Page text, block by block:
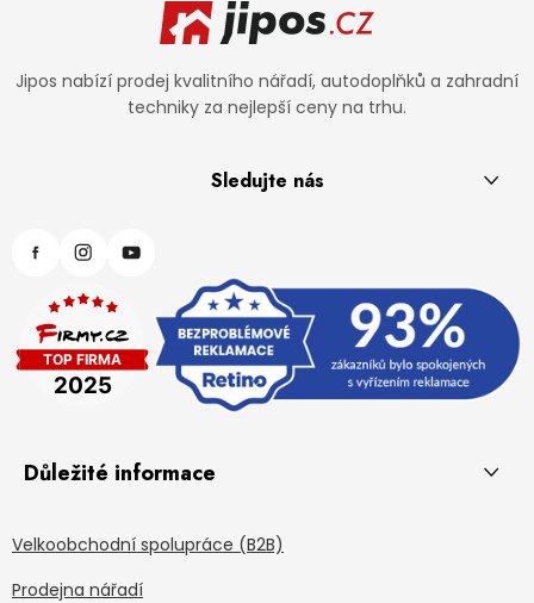
Jipos nabízí prodej kvalitního nářadí, autodoplňků a zahradní
techniky za nejlepší ceny na trhu.
Sledujte nás
Důležité informace
Velkoobchodní spolupráce (B2B)
Prodejna nářadí